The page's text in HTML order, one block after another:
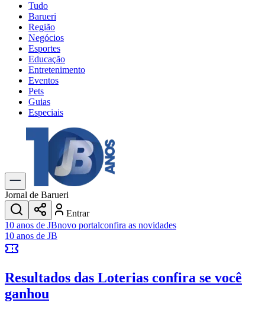
Tudo
Barueri
Região
Negócios
Esportes
Educação
Entretenimento
Eventos
Pets
Guias
Especiais
Explore Tudo
Últimas Notícias
Previsão do Tempo
Trânsito e Rotas
Dia a Dia & Lazer
Transportes
Gastronomia
Cinema & Shows
JogosNovo
Anuncie no Portal
Cadastrar Empresa
Divulgar Vagas
Jornal de Barueri
Entrar
10 anos de JBnovo portalconfira as novidades
10 anos de JB
Resultados das Loterias confira se você
ganhou